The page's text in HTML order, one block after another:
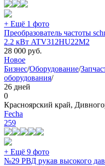
+ Ещё 1 фото
Преобразователь частоты
2.2 кВт ATV312HU22М2
28 000 руб.
Новое
Бизнес/Оборудование/
оборудования/
26 дней
0
Красноярский край,
Fecha
259
+ Ещё 9 фото
№29 РВД рукав высокого